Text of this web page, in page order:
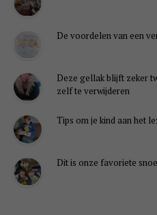
De voordelen van een
Deze gellak blijft zeker
zelf te verwijderen
Tips om je kind aan het
Dit is onze favoriete